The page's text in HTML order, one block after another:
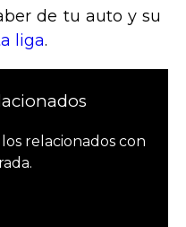
de tu auto y su
liga.
relacionados con